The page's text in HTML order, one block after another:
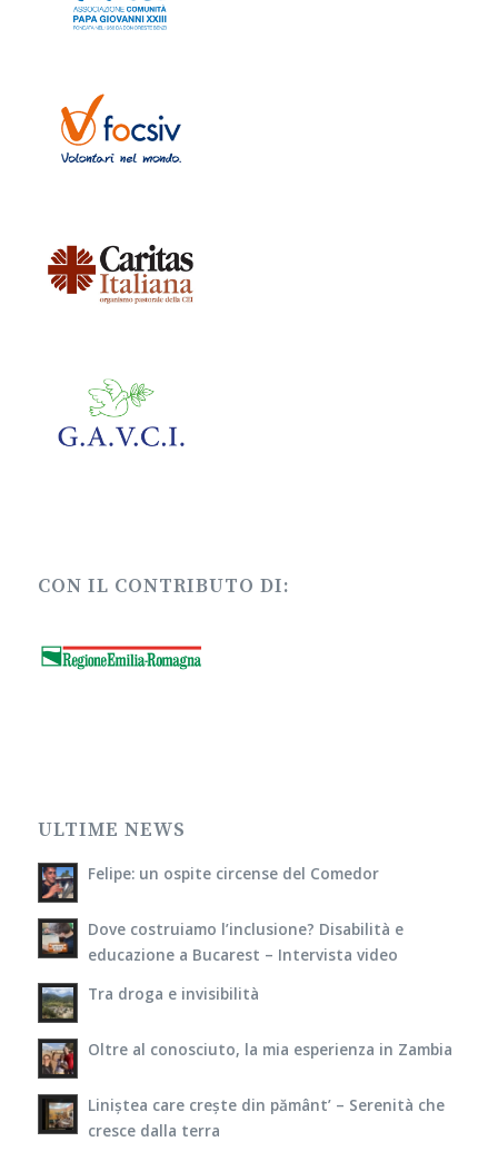
CON IL CONTRIBUTO DI:
ULTIME NEWS
Felipe: un ospite circense del Comedor
Dove costruiamo l’inclusione? Disabilità e
educazione a Bucarest – Intervista video
Tra droga e invisibilità
Oltre al conosciuto, la mia esperienza in Zambia
Liniștea care crește din pământ’ – Serenità che
cresce dalla terra